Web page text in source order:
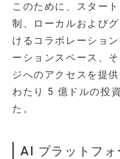
このために、スター
制、ローカルおよび
けるコラボレーショ
ーションスペース、
ジへのアクセスを提
わたり 5 億ドルの投
た。
AI プラットフォ